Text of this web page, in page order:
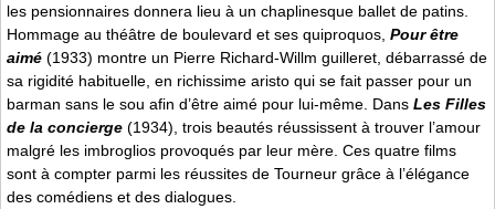
les pensionnaires donnera lieu à un chaplinesque ballet de patins.
Hommage au théâtre de boulevard et ses quiproquos, Pour être
aimé (1933) montre un Pierre Richard-Willm guilleret, débarrassé de
sa rigidité habituelle, en richissime aristo qui se fait passer pour un
barman sans le sou afin d’être aimé pour lui-même. Dans Les Filles
de la concierge (1934), trois beautés réussissent à trouver l’amour
malgré les imbroglios provoqués par leur mère. Ces quatre films
sont à compter parmi les réussites de Tourneur grâce à l’élégance
des comédiens et des dialogues.